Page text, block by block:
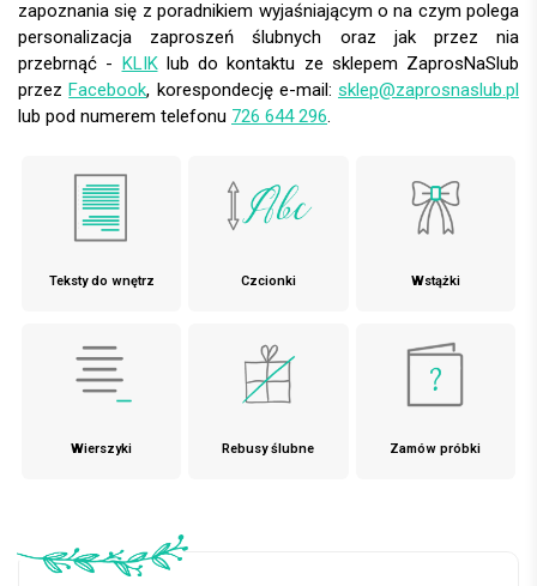
zapoznania się z poradnikiem wyjaśniającym o na czym polega
personalizacja zaproszeń ślubnych oraz jak przez nia
przebrnąć - KLIKlub do kontaktu ze sklepem ZaprosNaSlub
przezFacebook, korespondecję e-mail: sklep@zaprosnaslub.pl
lub pod numerem telefonu 726 644 296.
Teksty do wnętrz Czcionki Wstążki
Wierszyki Rebusy ślubne Zamów próbki